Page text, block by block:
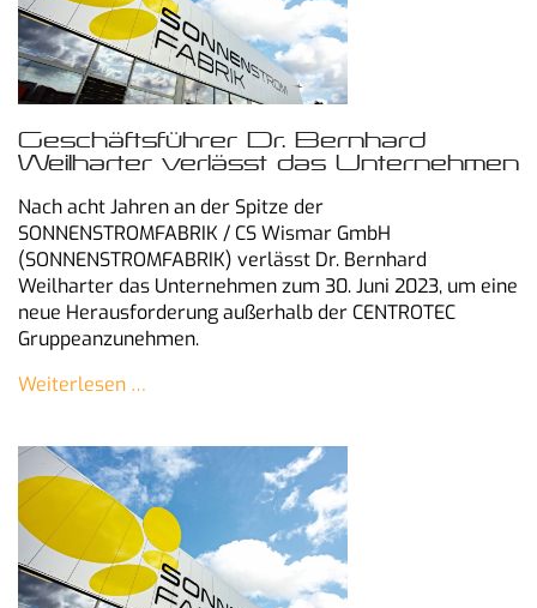
Geschäftsführer Dr. Bernhard
Weilharter verlässt das Unternehmen
Nach acht Jahren an der Spitze der
SONNENSTROMFABRIK / CSWismar GmbH
(SONNENSTROMFABRIK) verlässt Dr. Bernhard
Weilharter das Unternehmen zum 30. Juni 2023, um eine
neue Herausforderung außerhalb der CENTROTEC
Gruppeanzunehmen.
Weiterlesen …